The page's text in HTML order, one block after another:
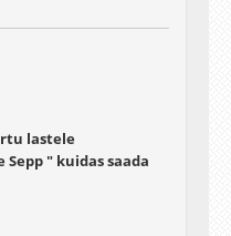
lastele
" kuidas saada